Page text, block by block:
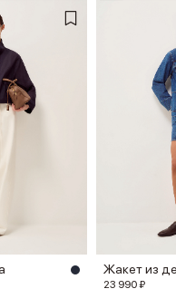
Жакет из
23 990 ₽